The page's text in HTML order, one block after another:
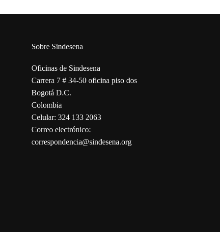
Sobre Sindesena
Oficinas de Sindesena
Carrera 7 # 34-50 oficina piso dos
Bogotá D.C.
Colombia
Celular: 324 133 2063
Correo electrónico:
correspondencia@sindesena.org